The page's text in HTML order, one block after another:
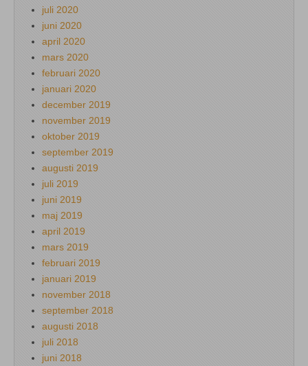
juli 2020
juni 2020
april 2020
mars 2020
februari 2020
januari 2020
december 2019
november 2019
oktober 2019
september 2019
augusti 2019
juli 2019
juni 2019
maj 2019
april 2019
mars 2019
februari 2019
januari 2019
november 2018
september 2018
augusti 2018
juli 2018
juni 2018